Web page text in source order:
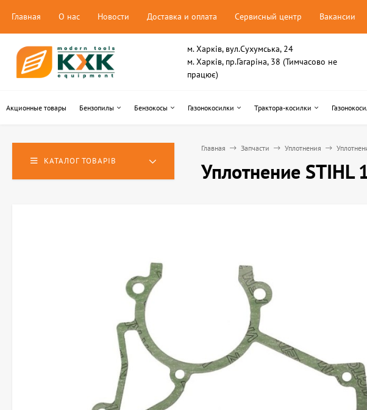
Главная О нас Новости Доставка и оплата Сервисный центр Вакансии
м. Харків, вул.Сухумська, 24
м. Харків, пр.Гагаріна, 38 (Тимчасово не
працює)
Акционные товары Бензопилы Бензокосы Газонокосилки Трактора-косилки
КАТАЛОГ ТОВАРІВ
Главная Запчасти Уплотнения
Уплотнение